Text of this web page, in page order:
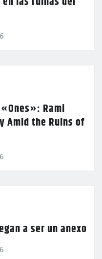
Rami
Amid the Ruins of
a ser un anexo